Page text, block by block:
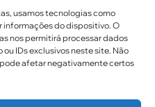
usamos tecnologias como
informações do dispositivo. O
nos permitirá processar dados
IDs exclusivos neste site. Não
afetar negativamente certos